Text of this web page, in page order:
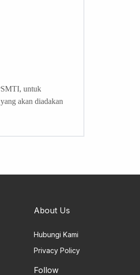
untuk
akan diadakan
About Us
Hubungi Kami
Privacy Policy
Follow